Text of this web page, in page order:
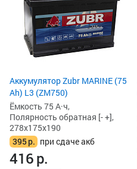
Аккумулятор Zubr MARINE (75
Ah) L3 (ZM750)
Ёмкость 75 А·ч,
Полярность обратная [- +],
278x175x190
395р. при сдаче акб
416р.